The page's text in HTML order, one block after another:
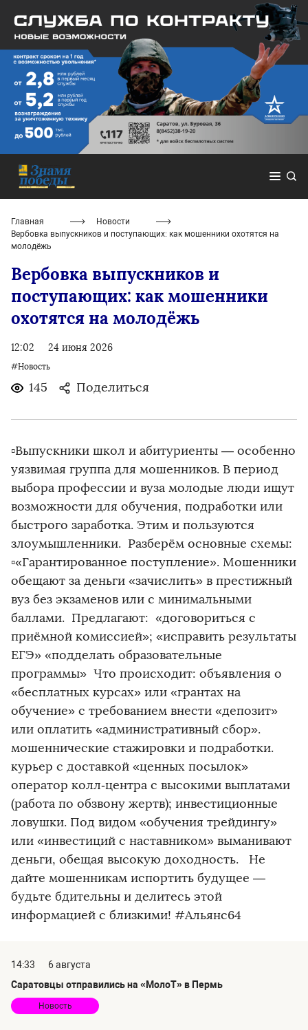
Главная
Новости
Вербовка выпускников и поступающих: как мошенники охотятся на
молодёжь
Вербовка выпускников и
поступающих: как мошенники
охотятся на молодёжь
12:02 24 июня 2026
#Новость
145 Поделиться
▫️Выпускники школ и абитуриенты — особенно
уязвимая группа для мошенников. В период
выбора профессии и вуза молодые люди ищут
возможности для обучения, подработки или
быстрого заработка. Этим и пользуются
злоумышленники. Разберём основные схемы:
▫️«Гарантированное поступление». Мошенники
обещают за деньги «зачислить» в престижный
вуз без экзаменов или с минимальными
баллами. Предлагают: ️«договориться с
приёмной комиссией»; «исправить результаты
ЕГЭ» «подделать образовательные
программы» Что происходит: объявления о
«бесплатных курсах» или «грантах на
обучение» с требованием внести «депозит»
или оплатить «административный сбор».
мошеннические стажировки и подработки. ️
курьер с доставкой «ценных посылок»
оператор колл‑центра с высокими выплатами
(работа по обзвону жертв); инвестиционные
ловушки. Под видом «обучения трейдингу»
или «инвестиций с наставником» выманивают
деньги, обещая высокую доходность. ️ Не
дайте мошенникам испортить будущее —
будьте бдительны и делитесь этой
информацией с близкими! #Альянс64
14:33
6 августа
Саратовцы отправились на «МолоТ» в Пермь
Новость